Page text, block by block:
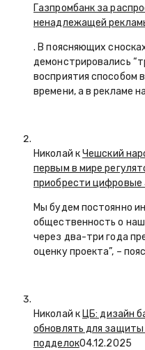
Газпромбанк за
ненадлежащей
. В поясняющих
демонстрировались
восприятия способом
времени, а в рекламе
Николай кЧешский
первым в мире
приобрести цифровые
Мы будем постоянно
общественность о
через два-три года
оценку проекта”, –
Николай к ЦБ: дизайн
обновлять для защиты
подделок04.12.2025